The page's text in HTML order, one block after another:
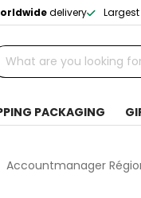
delivery Largest
PACKAGING
Accountmanager